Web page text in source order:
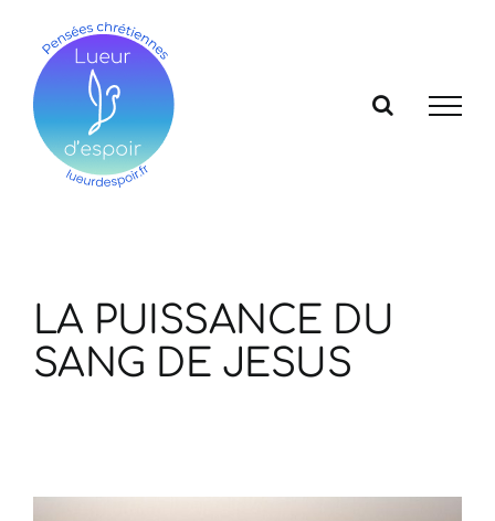
contenu
LA PUISSANCE DU
SANG DE JESUS